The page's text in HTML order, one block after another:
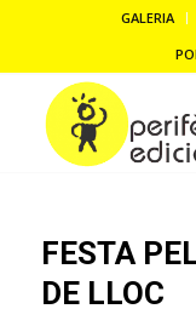
GALERIA
FESTA
DE LLOC